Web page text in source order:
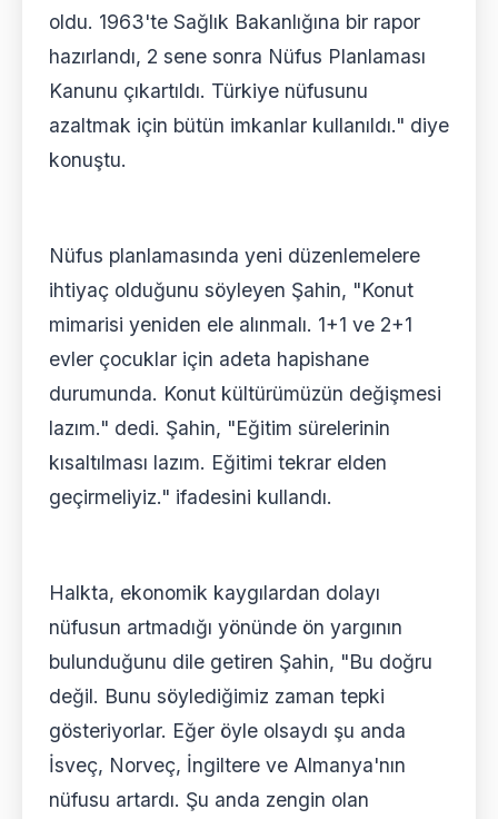
oldu. 1963'te Sağlık Bakanlığına bir rapor
hazırlandı, 2 sene sonra Nüfus Planlaması
Kanunu çıkartıldı. Türkiye nüfusunu
azaltmak için bütün imkanlar kullanıldı." diye
konuştu.
Nüfus planlamasında yeni düzenlemelere
ihtiyaç olduğunu söyleyen Şahin, "Konut
mimarisi yeniden ele alınmalı. 1+1 ve 2+1
evler çocuklar için adeta hapishane
durumunda. Konut kültürümüzün değişmesi
lazım." dedi. Şahin, "Eğitim sürelerinin
kısaltılması lazım. Eğitimi tekrar elden
geçirmeliyiz." ifadesini kullandı.
Halkta, ekonomik kaygılardan dolayı
nüfusun artmadığı yönünde ön yargının
bulunduğunu dile getiren Şahin, "Bu doğru
değil. Bunu söylediğimiz zaman tepki
gösteriyorlar. Eğer öyle olsaydı şu anda
İsveç, Norveç, İngiltere ve Almanya'nın
nüfusu artardı. Şu anda zengin olan